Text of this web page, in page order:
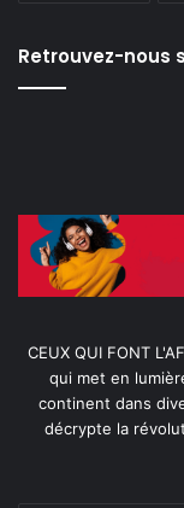
Retrouvez-nous
CEUX QUI FONT
qui met en
continent dans
décrypte la